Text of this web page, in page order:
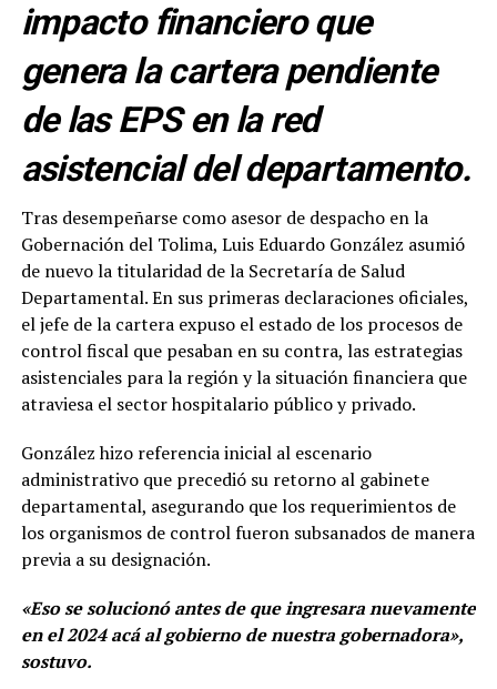
impacto financiero que
genera la cartera pendiente
de las EPS en la red
asistencial del departamento.
Tras desempeñarse como asesor de despacho en la
Gobernación del Tolima, Luis Eduardo González asumió
de nuevo la titularidad de la Secretaría de Salud
Departamental. En sus primeras declaraciones oficiales,
el jefe de la cartera expuso el estado de los procesos de
control fiscal que pesaban en su contra, las estrategias
asistenciales para la región y la situación financiera que
atraviesa el sector hospitalario público y privado.
González hizo referencia inicial al escenario
administrativo que precedió su retorno al gabinete
departamental, asegurando que los requerimientos de
los organismos de control fueron subsanados de manera
previa a su designación.
«Eso se solucionó antes de que ingresara nuevamente
en el 2024 acá al gobierno de nuestra gobernadora»,
sostuvo.